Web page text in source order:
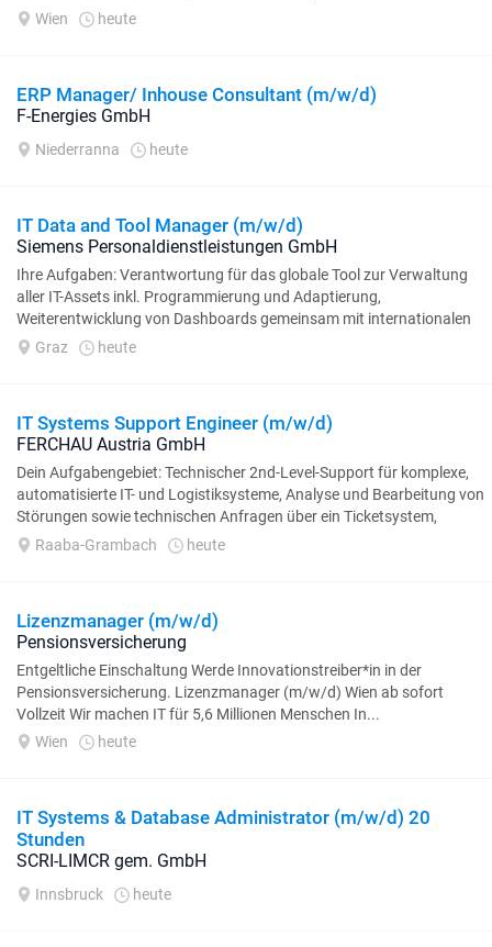
Applikationslandschaft...
Wien heute
ERP Manager/ Inhouse Consultant (m/w/d)
F-Energies GmbH
Niederranna heute
IT Data and Tool Manager (m/w/d)
Siemens Personaldienstleistungen GmbH
Ihre Aufgaben: Verantwortung für das globale Tool zur Verwaltung
aller IT-Assets inkl. Programmierung und Adaptierung,
Weiterentwicklung von Dashboards gemeinsam mit internationalen
Cybersecurity-Verantwortlichen...
Graz heute
IT Systems Support Engineer (m/w/d)
FERCHAU Austria GmbH
Dein Aufgabengebiet: Technischer 2nd-Level-Support für komplexe,
automatisierte IT- und Logistiksysteme, Analyse und Bearbeitung von
Störungen sowie technischen Anfragen über ein Ticketsystem,
Durchführung von Fehleranalysen...
Raaba-Grambach heute
Lizenzmanager (m/w/d)
Pensionsversicherung
Entgeltliche Einschaltung Werde Innovationstreiber*in in der
Pensionsversicherung. Lizenzmanager (m/w/d) Wien ab sofort
Vollzeit Wir machen IT für 5,6 Millionen Menschen In...
Wien
heute
IT Systems & Database Administrator (m/w/d) 20
Stunden
SCRI-LIMCR gem. GmbH
Innsbruck heute